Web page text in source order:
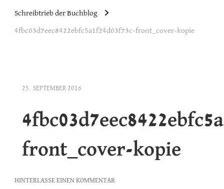
Schreibtrieb der Buchblog
4fbc03d7eec8422ebfc5a1f24d03f73c-front_cover-kopie
25. SEPTEMBER 2016
front_cover-kopie
HINTERLASSE EINEN KOMMENTAR